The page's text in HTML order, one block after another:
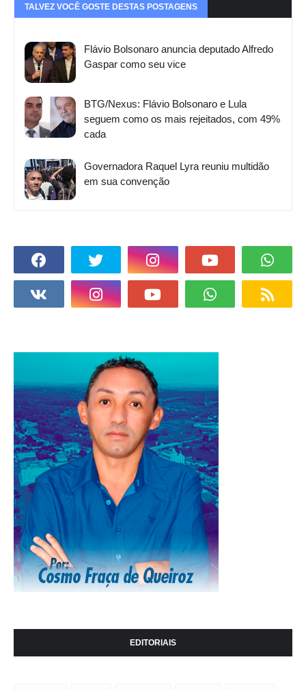
TALVEZ VOCÊ GOSTE DESTAS POSTAGENS
Flávio Bolsonaro anuncia deputado Alfredo
Gaspar como seu vice
BTG/Nexus: Flávio Bolsonaro e Lula
seguem como os mais rejeitados, com 49%
cada
Governadora Raquel Lyra reuniu multidão
em sua convenção
EDITORIAIS